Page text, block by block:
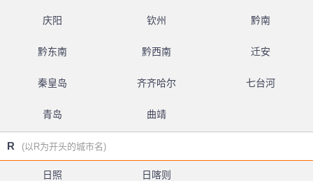
庆阳 钦州 黔南
黔东南 黔西南 迁安
秦皇岛 齐齐哈尔 七台河
青岛 曲靖
R (以R为开头的城市名)
日照 日喀则